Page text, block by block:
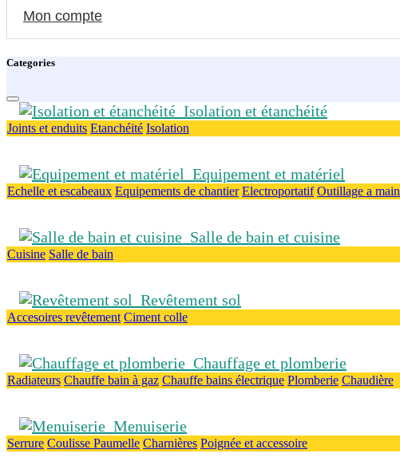
Mon compte
Categories
Isolation et étanchéité
Joints et enduits Etanchéité Isolation
Equipement et matériel
Echelle et escabeaux Equipements de chantier Electroportatif Outillage a main
Salle de bain et cuisine
Cuisine Salle de bain
Revêtement sol
Accesoires revêtement Ciment colle
Chauffage et plomberie
Radiateurs Chauffe bain à gaz Chauffe bains électrique Plomberie Chaudière
Menuiserie
Serrure Coulisse Paumelle Charnières Poignée et accessoire